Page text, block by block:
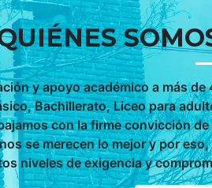
ayudar!
podés ayudar a
calidad.
y apoyo académico a más de
Bachillerato, Liceo para
con la firme convicción de
se merecen lo mejor y por
niveles de exigencia y